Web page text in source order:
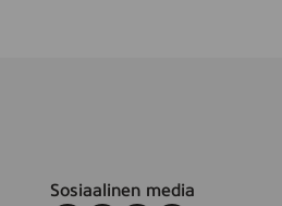
Sosiaalinen media